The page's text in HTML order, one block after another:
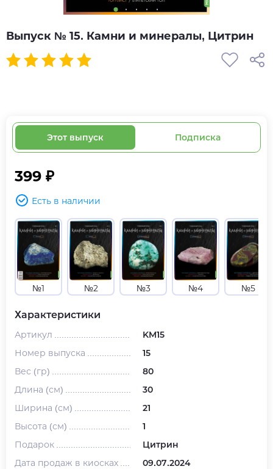
Выпуск № 15. Камни и минералы, Цитрин
Этот выпуск Подписка
399 ₽
Есть в наличии
№1 №2 №3 №4 №5
Характеристики
Артикул
KM15
Номер выпуска
15
Вес (гр)
80
Длина (см)
30
Ширина (см)
21
Высота (см)
1
Подарок
Цитрин
Дата продаж в киосках
09.07.2024